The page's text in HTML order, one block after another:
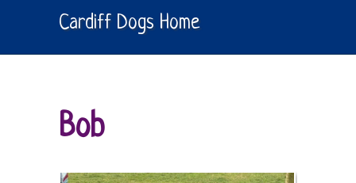
Cardiff Dogs Home
Bob